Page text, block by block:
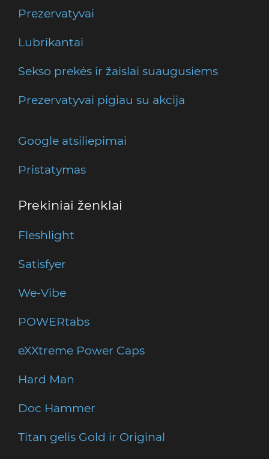
Prezervatyvai
Lubrikantai
Sekso prekės ir žaislai suaugusiems
Prezervatyvai pigiau su akcija
Google atsiliepimai
Pristatymas
Prekiniai ženklai
Fleshlight
Satisfyer
We-Vibe
POWERtabs
eXXtreme Power Caps
Hard Man
Doc Hammer
Titan gelis Gold ir Original